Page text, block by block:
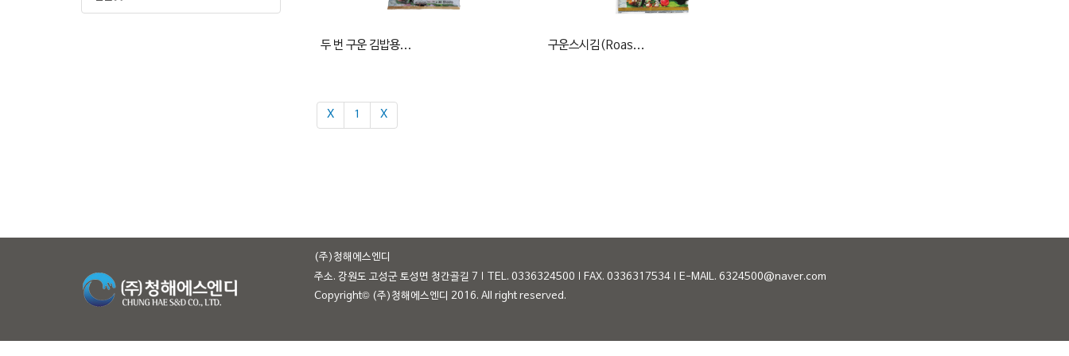
두 번 구운 김밥용... 구운스시김(Roas...
Χ 1 Χ
(주)청해에스엔디
주소. 강원도 고성군 토성면 청간골길 7
TEL. 0336324500 FAX. 0336317534
E-MAIL. 6324500@naver.com
Copyright© (주)청해에스엔디 2016. All right reserved.